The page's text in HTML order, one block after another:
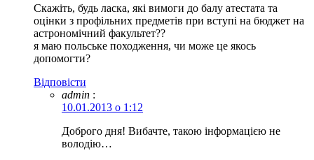
Скажіть, будь ласка, які вимоги до балу атестата та
оцінки з профільних предметів при вступі на бюджет на
астрономічний факультет??
я маю польське походження, чи може це якось
допомогти?
Відповіcти
admin :
10.01.2013 о 1:12
Доброго дня! Вибачте, такою інформацією не
володію…